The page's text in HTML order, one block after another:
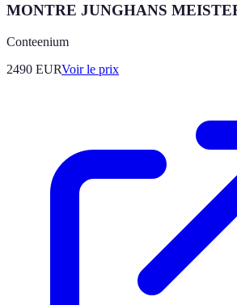
MONTRE JUNGHANS
Conteenium
2490 EURVoir le prix